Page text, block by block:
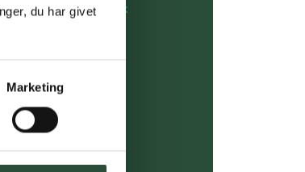
du har givet
Marketing
i Kbh)